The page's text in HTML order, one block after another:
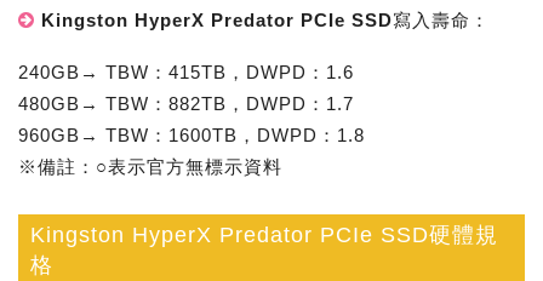
Kingston HyperX Predator PCIe SSD寫入壽命：
240GB→ TBW：415TB，DWPD：1.6
480GB→ TBW：882TB，DWPD：1.7
960GB→ TBW：1600TB，DWPD：1.8
※備註：○表示官方無標示資料
Kingston HyperX Predator PCIe SSD硬體規
格